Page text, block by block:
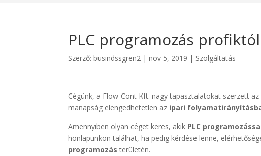
PLC programozás profiktól
Szerző:busindssgren2 |nov 5, 2019 | Szolgáltatás
Cégünk, a Flow-Cont Kft. nagy tapasztalatokat szerzett
manapság elengedhetetlen az ipari
Amennyiben olyan céget keres, akik PLC
honlapunkon találhat, ha pedig kérdése lenne,
programozásterületén.